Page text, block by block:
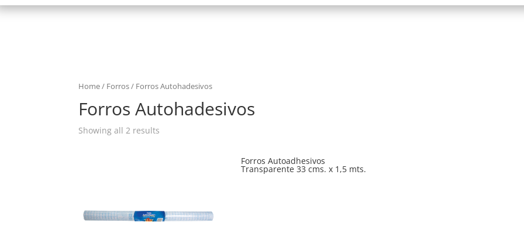
Home/ Forros/ Forros Autohadesivos
Forros Autohadesivos
Showing all 2 results
Forros Autoadhesivos
Transparente 33 cms. x 1,5 mts.